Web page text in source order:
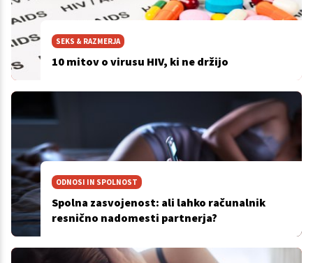
SEKS & RAZMERJA
10 mitov o virusu HIV, ki ne držijo
ODNOSI IN SPOLNOST
Spolna zasvojenost: ali lahko računalnik
resnično nadomesti partnerja?